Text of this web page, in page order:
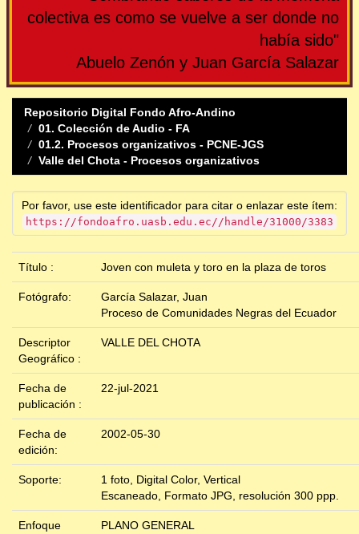
colectiva es como se vuelve a ser donde no
había sido"
Abuelo Zenón y Juan García Salazar
Repositorio Digital Fondo Afro-Andino
01. Colección de Audio - FA
01.2. Procesos organizativos - PCNE-JGS
Valle del Chota - Procesos organizativos
Por favor, use este identificador para citar o enlazar este ítem:
https://fondoafro.uasb.edu.ec//handle/31000/3383
Título : Joven con muleta y toro en la plaza de toros
Fotógrafo:
García Salazar, Juan
Proceso de Comunidades Negras del Ecuador
Descriptor
Geográfico :
VALLE DEL CHOTA
Fecha de
publicación :
22-jul-2021
Fecha de
edición:
2002-05-30
Soporte:
1 foto, Digital Color, Vertical
Escaneado, Formato JPG, resolución 300 ppp.
Enfoque
PLANO GENERAL